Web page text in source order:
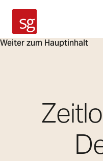
Weiter zum Hauptinhalt
SG Armaturen